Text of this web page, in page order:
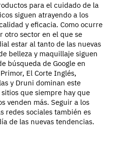
para el cuidado de la
siguen atrayendo a los
y eficacia. Como ocurre
otro sector en el que se
estar al tanto de las nuevas
belleza y maquillaje siguen
búsqueda de Google en
El Corte Inglés,
y Druni dominan este
que siempre hay que
venden más. Seguir a los
redes sociales también es
de las nuevas tendencias.